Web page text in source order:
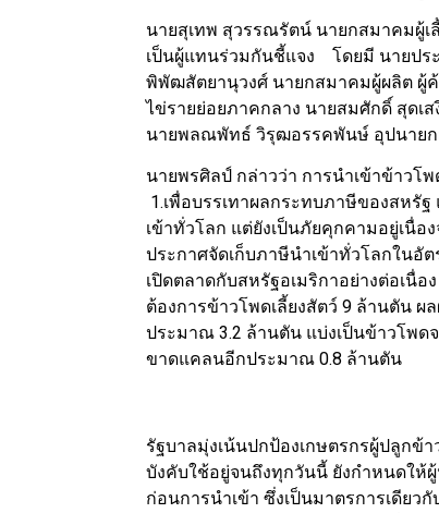
นายสุเทพ สุวรรณรัตน์ นายกสมาคมผู้
เป็นผู้แทนร่วมกันชี้แจง โดยมี นายปร
พิพัฒสัตยานุวงศ์ นายกสมาคมผู้ผลิต ผู้ค้
ไข่รายย่อยภาคกลาง นายสมศักดิ์ สุดเ
นายพลณพัทธ์ วิรุฒอรรคพันษ์ อุปนายก
นายพรศิลป์ กล่าวว่า การนำเข้าข้าวโ
1.เพื่อบรรเทาผลกระทบภาษีของสหรั
เข้าทั่วโลก แต่ยังเป็นภัยคุกคามอยู่เนื่
ประกาศจัดเก็บภาษีนำเข้าทั่วโลกในอัต
เปิดตลาดกับสหรัฐอเมริกาอย่างต่อเนื่
ต้องการข้าวโพดเลี้ยงสัตว์ 9 ล้านตัน
ประมาณ 3.2 ล้านตัน แบ่งเป็นข้าวโพด
ขาดแคลนอีกประมาณ 0.8 ล้านตัน
รัฐบาลมุ่งเน้นปกป้องเกษตรกรผู้ปลูกข้
บังคับใช้อยู่จนถึงทุกวันนี้ ยังกำหนดให้
ก่อนการนำเข้า ซึ่งเป็นมาตรการเดีย